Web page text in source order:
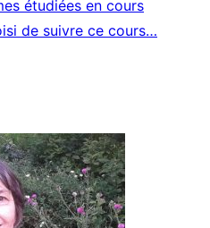
étudiées en cours
de suivre ce cours…